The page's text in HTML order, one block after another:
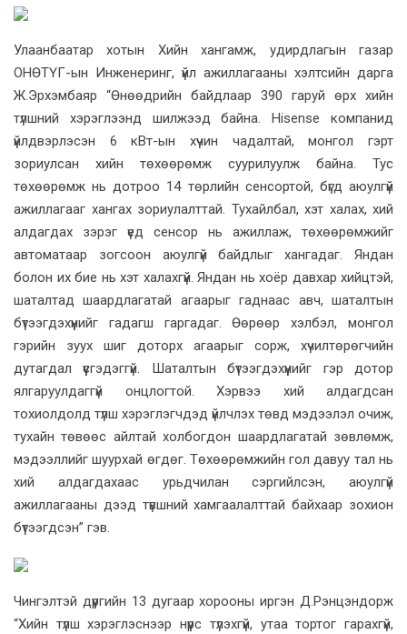
Улаанбаатар хотын Хийн хангамж, удирдлагын газар
ОНӨТҮГ-ын Инженеринг, үйл ажиллагааны хэлтсийн дарга
Ж.Эрхэмбаяр “Өнөөдрийн байдлаар 390 гаруй өрх хийн
түлшний хэрэглээнд шилжээд байна. Hisense компанид
үйлдвэрлэсэн 6 кВт-ын хүчин чадалтай, монгол гэрт
зориулсан хийн төхөөрөмж суурилуулж байна. Тус
төхөөрөмж нь дотроо 14 төрлийн сенсортой, бүгд аюулгүй
ажиллагааг хангах зориулалттай. Тухайлбал, хэт халах, хий
алдагдах зэрэг үед сенсор нь ажиллаж, төхөөрөмжийг
автоматаар зогсоон аюулгүй байдлыг хангадаг. Яндан
болон их бие нь хэт халахгүй. Яндан нь хоёр давхар хийцтэй,
шаталтад шаардлагатай агаарыг гаднаас авч, шаталтын
бүтээгдэхүүнийг гадагш гаргадаг. Өөрөөр хэлбэл, монгол
гэрийн зуух шиг доторх агаарыг сорж, хүчилтөрөгчийн
дутагдал үүсгэдэггүй. Шаталтын бүтээгдэхүүнийг гэр дотор
ялгаруулдаггүй онцлогтой. Хэрвээ хий алдагдсан
тохиолдолд түлш хэрэглэгчдэд үйлчлэх төвд мэдээлэл очиж,
тухайн төвөөс айлтай холбогдон шаардлагатай зөвлөмж,
мэдээллийг шуурхай өгдөг. Төхөөрөмжийн гол давуу тал нь
хий алдагдахаас урьдчилан сэргийлсэн, аюулгүй
ажиллагааны дээд түвшний хамгаалалттай байхаар зохион
бүтээгдсэн” гэв.
Чингэлтэй дүүргийн 13 дугаар хорооны иргэн Д.Рэнцэндорж
“Хийн түлш хэрэглэснээр нүүрс түлэхгүй, утаа тортог гарахгүй,